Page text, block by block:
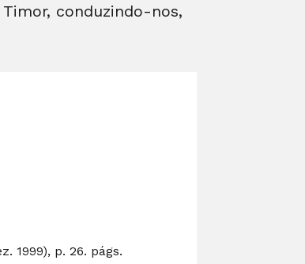
conduzindo-nos,
1999), p. 26. págs.